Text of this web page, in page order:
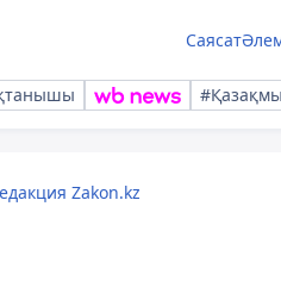
Саясат
Zakon.kz